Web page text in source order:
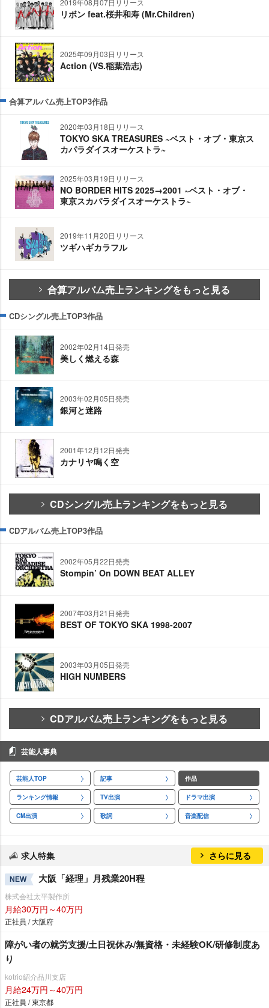
2019年08月07日リリース
リボン feat.桜井和寿 (Mr.Children)
2025年09月03日リリース
Action (VS.稲葉浩志)
合算アルバム売上TOP3作品
2020年03月18日リリース
TOKYO SKA TREASURES ~ベスト・オブ・東京ス
カパラダイスオーケストラ~
2025年03月19日リリース
NO BORDER HITS 2025→2001 ~ベスト・オブ・
東京スカパラダイスオーケストラ~
2019年11月20日リリース
ツギハギカラフル
合算アルバム売上ランキングをもっと見る
CDシングル売上TOP3作品
2002年02月14日発売
美しく燃える森
2003年02月05日発売
銀河と迷路
2001年12月12日発売
カナリヤ鳴く空
CDシングル売上ランキングをもっと見る
CDアルバム売上TOP3作品
2002年05月22日発売
Stompin’ On DOWN BEAT ALLEY
2007年03月21日発売
BEST OF TOKYO SKA 1998-2007
2003年03月05日発売
HIGH NUMBERS
CDアルバム売上ランキングをもっと見る
芸能人事典
芸能人TOP 記事 作品
ランキング情報 TV出演 ドラマ出演
CM出演 歌詞 音楽配信
求人特集 さらに見る
NEW 大阪「経理」月残業20H程
株式会社太平製作所
月給30万円～40万円
正社員 / 大阪府
障がい者の就労支援/土日祝休み/無資格・未経験OK/研修制度あ
り
kotrio紹介品川支店
月給24万円～40万円
正社員 / 東京都